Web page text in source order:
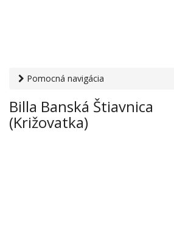
Pomocná navigácia
supermarkety› Billa Banská Štiavnica
Billa Banská Štiavnica
(Križovatka)